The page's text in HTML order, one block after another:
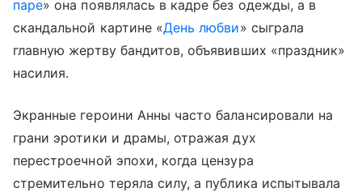
паре» она появлялась в кадре без одежды, а в
скандальной картине «День любви» сыграла
главную жертву бандитов, объявивших «праздник»
насилия.
Экранные героини Анны часто балансировали на
грани эротики и драмы, отражая дух
перестроечной эпохи, когда цензура
стремительно теряла силу, а публика испытывала